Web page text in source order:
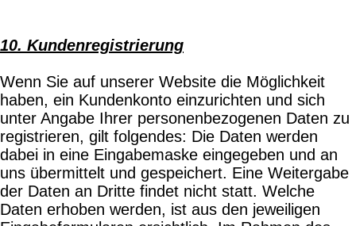
10. Kundenregistrierung
Wenn Sie auf unserer Website die Möglichkeit
haben, ein Kundenkonto einzurichten und sich
unter Angabe Ihrer personenbezogenen Daten zu
registrieren, gilt folgendes: Die Daten werden
dabei in eine Eingabemaske eingegeben und an
uns übermittelt und gespeichert. Eine Weitergabe
der Daten an Dritte findet nicht statt. Welche
Daten erhoben werden, ist aus den jeweiligen